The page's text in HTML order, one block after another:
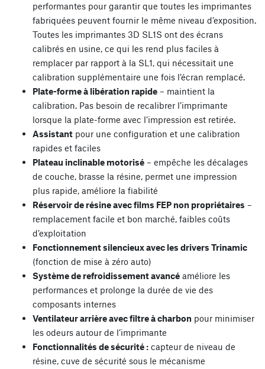
performantes pour garantir que toutes les imprimantes
fabriquées peuvent fournir le même niveau d’exposition.
Toutes les imprimantes 3D SL1S ont des écrans
calibrés en usine, ce qui les rend plus faciles à
remplacer par rapport à la SL1, qui nécessitait une
calibration supplémentaire une fois l’écran remplacé.
Plate-forme à libération rapide – maintient la
calibration. Pas besoin de recalibrer l’imprimante
lorsque la plate-forme avec l’impression est retirée.
Assistant pour une configuration et une calibration
rapides et faciles
Plateau inclinable motorisé – empêche les décalages
de couche, brasse la résine, permet une impression
plus rapide, améliore la fiabilité
Réservoir de résine avec films FEP non propriétaires –
remplacement facile et bon marché, faibles coûts
d’exploitation
Fonctionnement silencieux avec les drivers Trinamic
(fonction de mise à zéro auto)
Système de refroidissement avancé améliore les
performances et prolonge la durée de vie des
composants internes
Ventilateur arrière avec filtre à charbon pour minimiser
les odeurs autour de l’imprimante
Fonctionnalités de sécurité : capteur de niveau de
résine, cuve de sécurité sous le mécanisme